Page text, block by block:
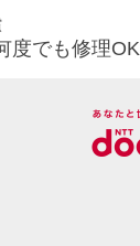
度でも修理OK